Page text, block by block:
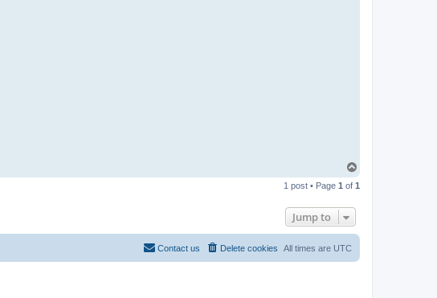
p
1 post • Page 1 of 1
Jump to
All times are UTC
Delete cookies
Contact us